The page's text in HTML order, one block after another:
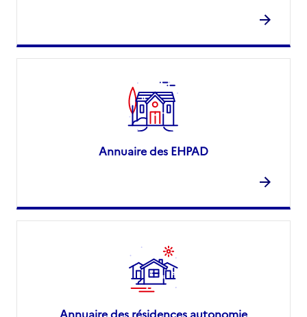
Annuaire des EHPAD
Annuaire des résidences autonomie